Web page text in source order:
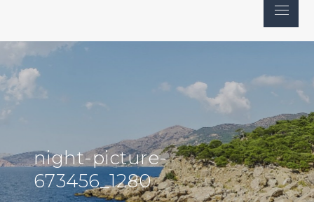
Menu
night-picture-
673456_1280